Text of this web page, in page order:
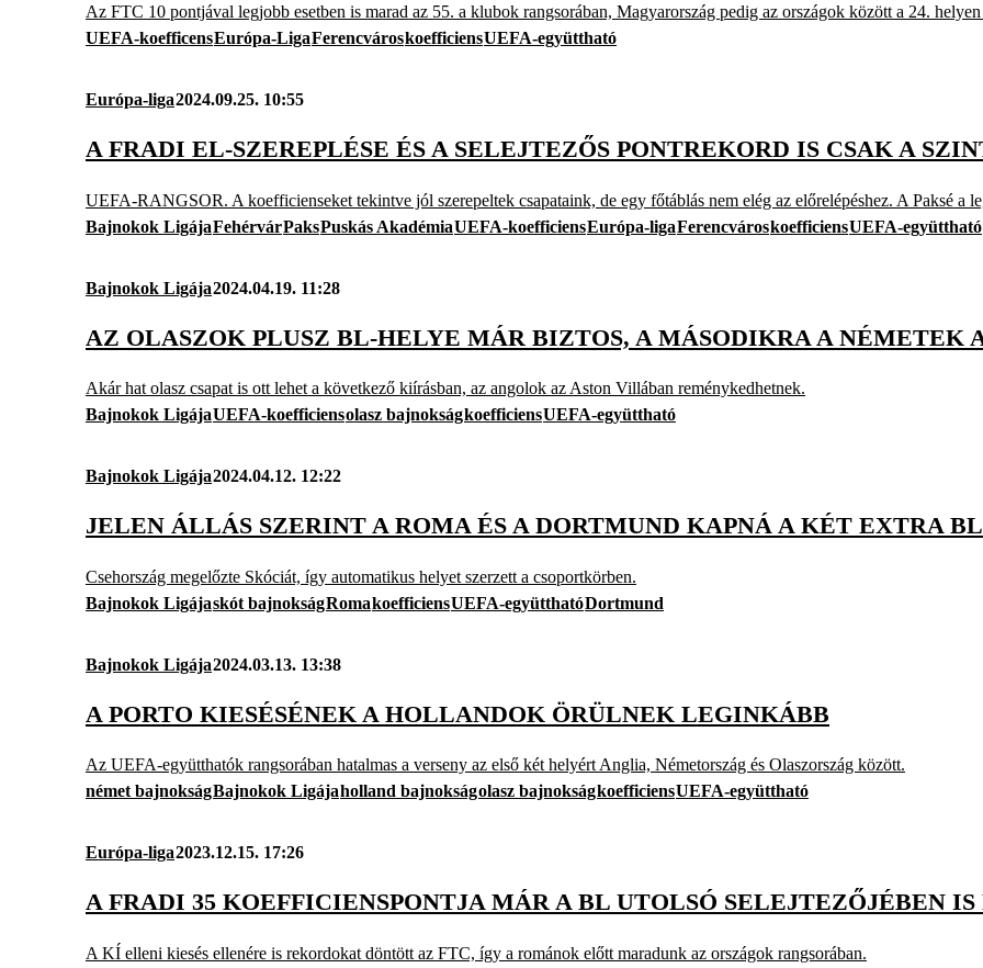
Az FTC 10 pontjával legjobb esetben is marad az 55. a klubok rangsorában, Magyarország pedig az országok között a 24.
UEFA-koefficensEurópa-LigaFerencvároskoefficiensUEFA-együttható
Európa-liga2024.09.25. 10:55
A FRADI EL-SZEREPLÉSE ÉS A SELEJTEZŐS PONTREKORD IS CSAK A
UEFA-RANGSOR. A koefficienseket tekintve jól szerepeltek csapataink, de egy főtáblás nem elég az előrelépéshez. A Paksé a
Bajnokok LigájaFehérvárPaksPuskás AkadémiaUEFA-koefficiensEurópa-ligaFerencvároskoefficiensUEFA-együttható
Bajnokok Ligája2024.04.19. 11:28
AZ OLASZOK PLUSZ BL-HELYE MÁR BIZTOS, A MÁSODIKRA A NÉMETEK
Akár hat olasz csapat is ott lehet a következő kiírásban, az angolok az Aston Villában reménykedhetnek.
Bajnokok LigájaUEFA-koefficiensolasz bajnokságkoefficiensUEFA-együttható
Bajnokok Ligája2024.04.12. 12:22
JELEN ÁLLÁS SZERINT A ROMA ÉS A DORTMUND KAPNÁ A KÉT EXTRA
Csehország megelőzte Skóciát, így automatikus helyet szerzett a csoportkörben.
Bajnokok Ligájaskót bajnokságRomakoefficiensUEFA-együtthatóDortmund
Bajnokok Ligája2024.03.13. 13:38
A PORTO KIESÉSÉNEK A HOLLANDOK ÖRÜLNEK LEGINKÁBB
Az UEFA-együtthatók rangsorában hatalmas a verseny az első két helyért Anglia, Németország és Olaszország között.
német bajnokságBajnokok Ligájaholland bajnokságolasz bajnokságkoefficiensUEFA-együttható
Európa-liga2023.12.15. 17:26
A FRADI 35 KOEFFICIENSPONTJA MÁR A BL UTOLSÓ SELEJTEZŐJÉBEN
A KÍ elleni kiesés ellenére is rekordokat döntött az FTC, így a románok előtt maradunk az országok rangsorában.